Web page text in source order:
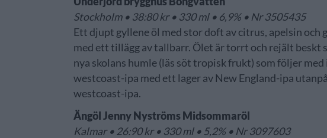
Stockholm • 38:80 kr • 330 ml • 6,9% • Nr 3505435
Ett djupt gyllene öl med stor doft av citrus, apelsin och
med ett tillägg av tallbarr. Ölet är torrt och rejält beskt
nya skolans humle (läs söt tropisk frukt) som följer
westcoast-ipa med ett lager av New England-ipa
westcoast-ipa.
Ängöl Jenny Nyströms Midsommaröl
Kalmar • 26:90 kr • 330 ml • 5,2% • Nr 3097603